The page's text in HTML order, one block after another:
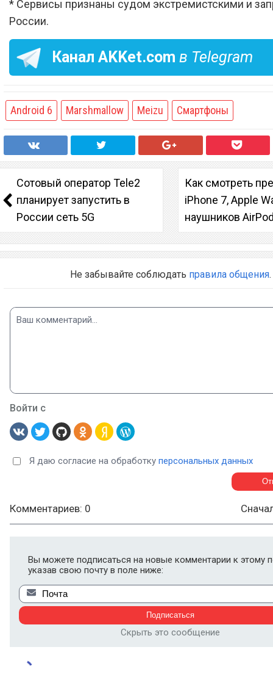
* Сервисы признаны судом экстремистскими и
России.
Канал AKKet.com в Telegram
Android 6 Marshmallow Meizu Смартфоны
Сотовый оператор Tele2
планирует запустить в
России сеть 5G
Как смотреть
iPhone 7, Apple
наушников
Не забывайте соблюдать правила общения.
Войти с
Я даю согласие на обработку персональных данных
Комментариев: 0
Вы можете подписаться на новые комментарии к этому
указав свою почту в поле ниже:
Скрыть это сообщение